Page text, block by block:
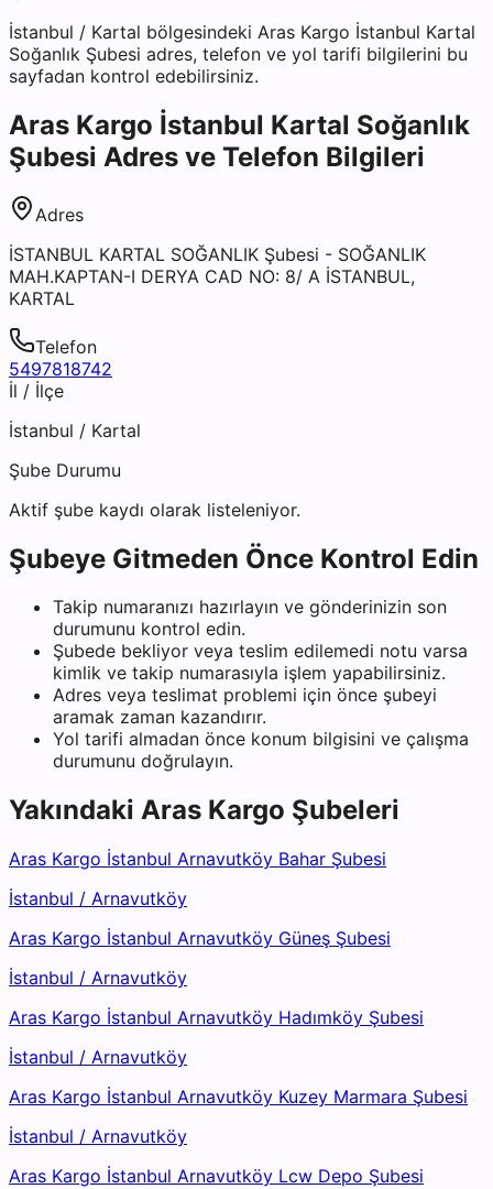
İstanbul / Kartal bölgesindeki Aras Kargo İstanbul Kartal
Soğanlık Şubesi adres, telefon ve yol tarifi bilgilerini bu
sayfadan kontrol edebilirsiniz.
Aras Kargo İstanbul Kartal Soğanlık
Şubesi Adres ve Telefon Bilgileri
Adres
İSTANBUL KARTAL SOĞANLIK Şubesi - SOĞANLIK
MAH.KAPTAN-I DERYA CAD NO: 8/ A İSTANBUL,
KARTAL
Telefon
5497818742
İl / İlçe
İstanbul / Kartal
Şube Durumu
Aktif şube kaydı olarak listeleniyor.
Şubeye Gitmeden Önce Kontrol Edin
Takip numaranızı hazırlayın ve gönderinizin son
durumunu kontrol edin.
Şubede bekliyor veya teslim edilemedi notu varsa
kimlik ve takip numarasıyla işlem yapabilirsiniz.
Adres veya teslimat problemi için önce şubeyi
aramak zaman kazandırır.
Yol tarifi almadan önce konum bilgisini ve çalışma
durumunu doğrulayın.
Yakındaki Aras Kargo Şubeleri
Aras Kargo İstanbul Arnavutköy Bahar Şubesi
İstanbul / Arnavutköy
Aras Kargo İstanbul Arnavutköy Güneş Şubesi
İstanbul / Arnavutköy
Aras Kargo İstanbul Arnavutköy Hadımköy Şubesi
İstanbul / Arnavutköy
Aras Kargo İstanbul Arnavutköy Kuzey Marmara Şubesi
İstanbul / Arnavutköy
Aras Kargo İstanbul Arnavutköy Lcw Depo Şubesi